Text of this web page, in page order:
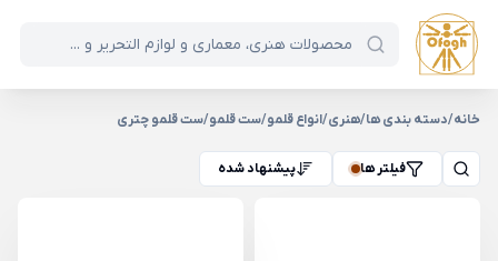
خانه/دسته بندی ها/هنری/انواع قلمو/ست قلمو/ست قلمو چتری
فیلتر ها پیشنهاد شده